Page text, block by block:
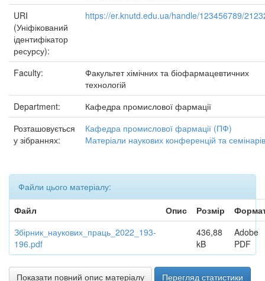
URI
(Уніфікований
ідентифікатор
ресурсу):
https://er.knutd.edu.ua/handle/123456789/
Faculty:
Факультет хімічних та біофармацевтичних
технологій
Department:
Кафедра промислової фармації
Розташовується
у зібраннях:
Кафедра промислової фармації (ПФ)
Матеріали наукових конференцій та семінарів
Файли цього матеріалу:
Файл
Опис Розмір
Збірник_наукових_праць_2022_193-
196.pdf
436,88
kB
Adobe
PDF
Показати повний опис матеріалу Перегляд статистики